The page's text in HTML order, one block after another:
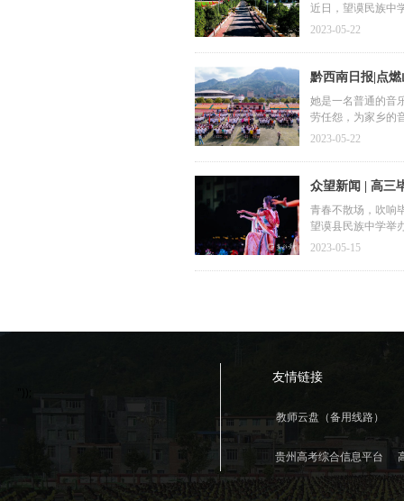
近日，望谟民族中
2023-05-22
黔西南日报​|点
梅
她是一名普通的音
劳任怨，为家乡的
求，点燃山区孩子
2023-05-22
众望新闻 | 高三
青春不散场，吹响
望谟县民族中学举
2023-05-15
友情链接
教师云盘（备用线路）
贵州高考综合信息平台